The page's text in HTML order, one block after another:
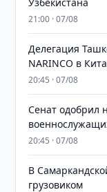
21:00 · 07/08
Делегация
NARINCO в
20:45 · 07/08
Сенат одобрил
20:45 · 07/08
В
грузовиком